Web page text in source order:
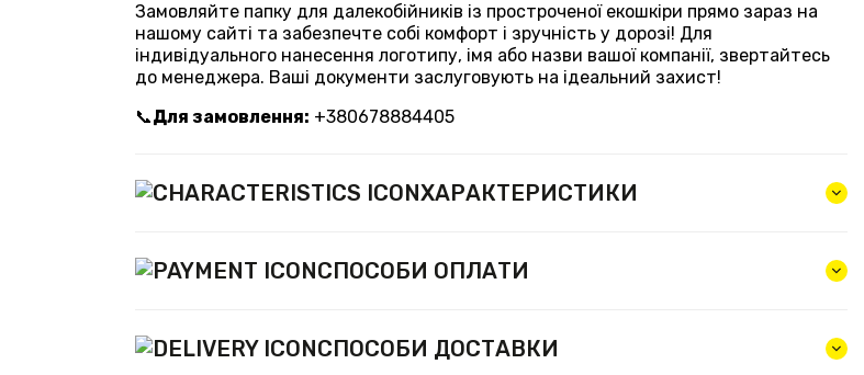
Замовляйте папку для далекобійників із простроченої екошкіри прямо зараз на
нашому сайті та забезпечте собі комфорт і зручність у дорозі! Для
індивідуального нанесення логотипу, імя або назви вашої компанії, звертайтесь
до менеджера. Ваші документи заслуговують на ідеальний захист!
📞Для замовлення: +380678884405
ХАРАКТЕРИСТИКИ
СПОСОБИ ОПЛАТИ
СПОСОБИ ДОСТАВКИ